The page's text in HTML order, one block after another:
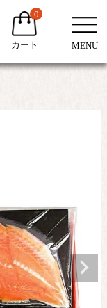
0
カート MENU